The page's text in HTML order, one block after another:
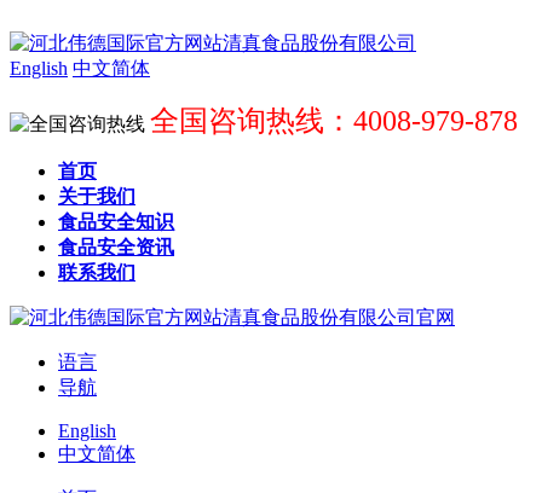
English 中文简体
全国咨询热线：4008-979-878
首页
关于我们
食品安全知识
食品安全资讯
联系我们
语言
导航
English
中文简体